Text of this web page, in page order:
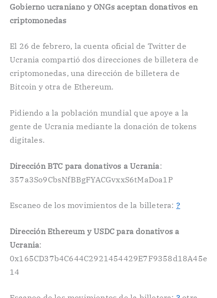
Gobierno ucraniano y ONGs aceptan donativos en
criptomonedas
El 26 de febrero, la cuenta oficial de Twitter de
Ucrania compartió dos direcciones de billetera de
criptomonedas, una dirección de billetera de
Bitcoin y otra de Ethereum.
Pidiendo a la población mundial que apoye a la
gente de Ucrania mediante la donación de tokens
digitales.
Dirección BTC para donativos a Ucrania:
357a3So9CbsNfBBgFYACGvxxS6tMaDoa1P
Escaneo de los movimientos de la billetera: ?
Dirección Ethereum y USDC para donativos a
Ucrania:
0x165CD37b4C644C2921454429E7F9358d18A45e
14